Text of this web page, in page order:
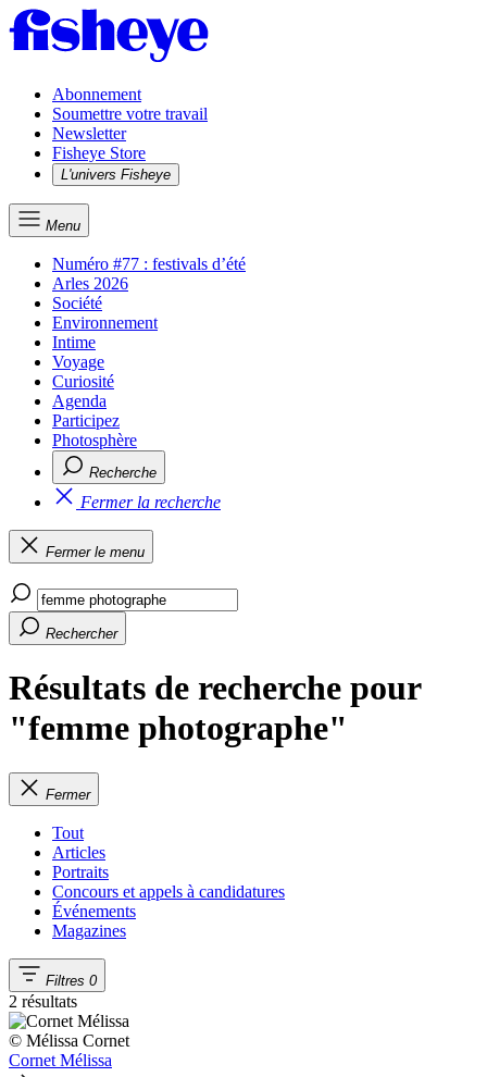
Abonnement
Soumettre votre travail
Newsletter
Fisheye Store
L'univers Fisheye
Menu
Numéro #77 : festivals d’été
Arles 2026
Société
Environnement
Intime
Voyage
Curiosité
Agenda
Participez
Photosphère
Recherche
Fermer la recherche
Fermer le menu
Rechercher
Résultats de recherche pour
"femme photographe"
Fermer
Tout
Articles
Portraits
Concours et appels à candidatures
Événements
Magazines
Filtres 0
2 résultats
© Mélissa Cornet
Cornet Mélissa